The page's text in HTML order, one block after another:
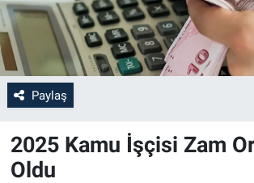
Paylaş
2025 Kamu İşçisi Zam
Oldu